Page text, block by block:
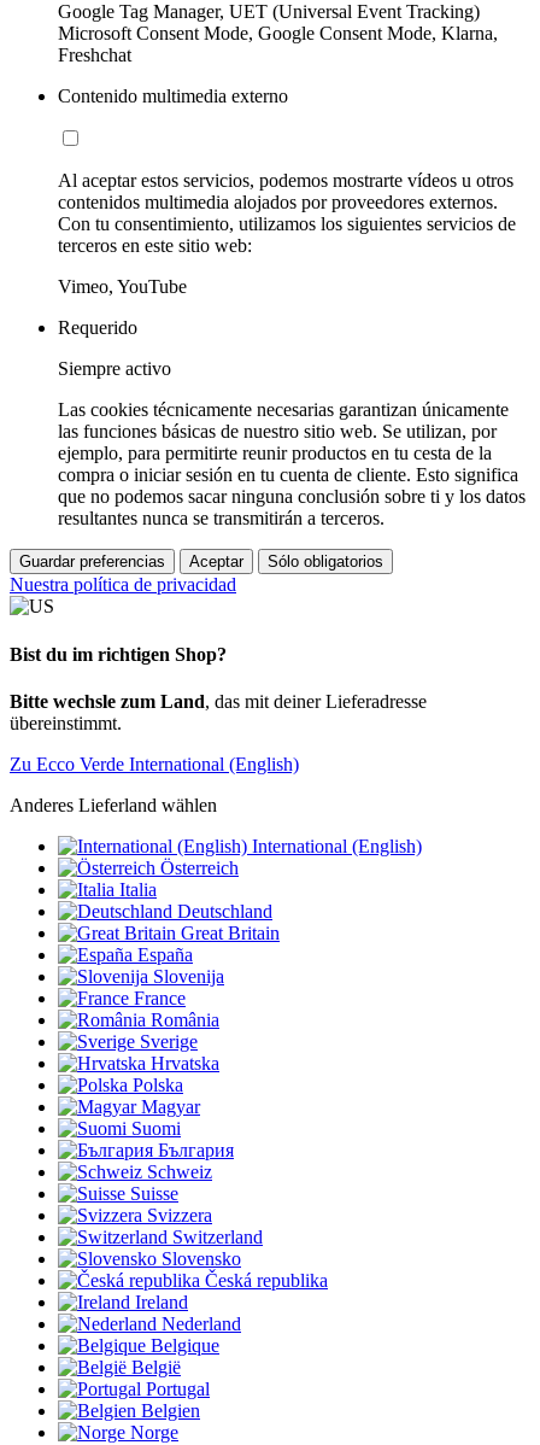
Google Tag Manager, UET (Universal Event Tracking)
Microsoft Consent Mode, Google Consent Mode, Klarna,
Freshchat
Contenido multimedia externo
Al aceptar estos servicios, podemos mostrarte vídeos u otros
contenidos multimedia alojados por proveedores externos.
Con tu consentimiento, utilizamos los siguientes servicios de
terceros en este sitio web:
Vimeo, YouTube
Requerido
Siempre activo
Las cookies técnicamente necesarias garantizan únicamente
las funciones básicas de nuestro sitio web. Se utilizan, por
ejemplo, para permitirte reunir productos en tu cesta de la
compra o iniciar sesión en tu cuenta de cliente. Esto significa
que no podemos sacar ninguna conclusión sobre ti y los datos
resultantes nunca se transmitirán a terceros.
Guardar preferencias Aceptar Sólo obligatorios
Nuestra política de privacidad
Bist du im richtigen Shop?
Bitte wechsle zum Land, das mit deiner Lieferadresse
übereinstimmt.
Zu Ecco Verde International (English)
Anderes Lieferland wählen
International (English)
Österreich
Italia
Deutschland
Great Britain
España
Slovenija
France
România
Sverige
Hrvatska
Polska
Magyar
Suomi
България
Schweiz
Suisse
Svizzera
Switzerland
Slovensko
Česká republika
Ireland
Nederland
Belgique
België
Portugal
Belgien
Norge